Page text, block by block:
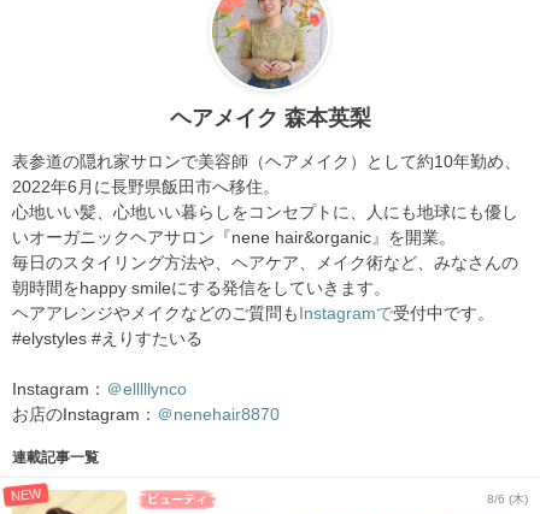
ヘアメイク 森本英梨
表参道の隠れ家サロンで美容師（ヘアメイク）として約10年勤め、
2022年6月に長野県飯田市へ移住。
心地いい髪、心地いい暮らしをコンセプトに、人にも地球にも優し
いオーガニックヘアサロン『nene hair&organic』を開業。
毎日のスタイリング方法や、ヘアケア、メイク術など、みなさんの
朝時間をhappy smileにする発信をしていきます。
ヘアアレンジやメイクなどのご質問も Instagramで受付中です。
#elystyles #えりすたいる
Instagram： ＠elllllynco
お店のInstagram： ＠nenehair8870
連載記事一覧
NEW 8/6 (木)